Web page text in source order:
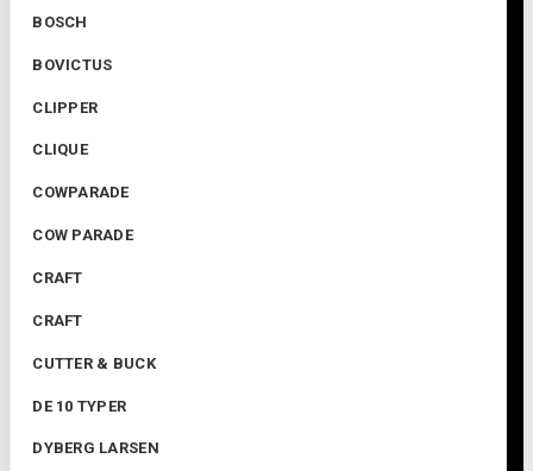
BOSCH
BOVICTUS
CLIPPER
CLIQUE
COWPARADE
COW PARADE
CRAFT
CRAFT
CUTTER & BUCK
DE 10 TYPER
DYBERG LARSEN